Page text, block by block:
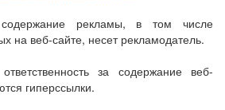
содержание рекламы, в том числе
на веб-сайте, несет рекламодатель.
за содержание веб-
гиперссылки.